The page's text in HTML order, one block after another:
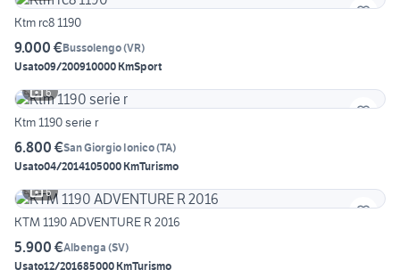
Ktm rc8 1190
9.000 €Bussolengo(VR)
Usato09/200910000 KmSport
6
Ktm 1190 serie r
6.800 €San Giorgio Ionico(TA)
Usato04/2014105000 KmTurismo
6
KTM 1190 ADVENTURE R 2016
5.900 €Albenga (SV)
Usato12/201685000 KmTurismo